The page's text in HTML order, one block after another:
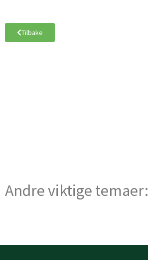
Tilbake
Andre viktige temaer: